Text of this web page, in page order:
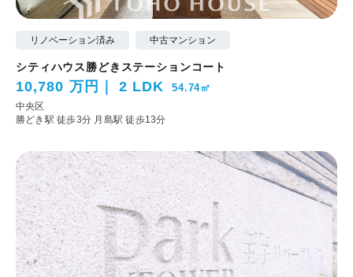
リノベーション済み 中古マンション
シティハウス勝どきステーションコート
10,780 万円 2 LDK 54.74㎡
中央区
勝どき駅 徒歩3分 月島駅 徒歩13分